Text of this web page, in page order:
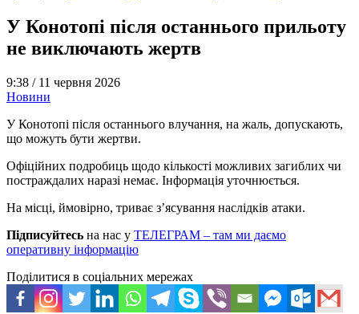
У Конотопі після останнього прильоту
не виключають жертв
9:38 / 11 червня 2026
Новини
У Конотопі після останнього влучання, на жаль, допускають,
що можуть бути жертви.
Офіційних подробиць щодо кількості можливих загиблих чи
постраждалих наразі немає. Інформація уточнюється.
На місці, ймовірно, триває з’ясування наслідків атаки.
Підписуйтесь на нас у ТЕЛЕГРАМ – там ми даємо
оперативну інформацію
Поділитися в соціальних мережах